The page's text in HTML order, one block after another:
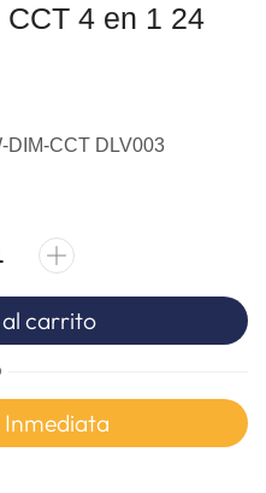
4 en 1 24
DIM-CCT DLV003
carrito